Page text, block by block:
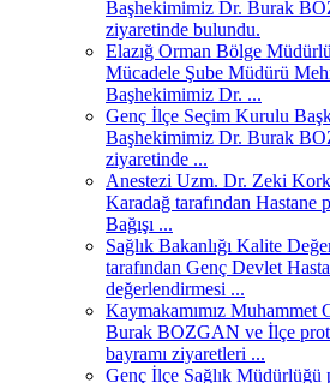
Başhekimimiz Dr. Burak
ziyaretinde bulundu.
Elazığ Orman Bölge
Mücadele Şube Müdürü
Başhekimimiz Dr. ...
Genç İlçe Seçim Kurulu
Başhekimimiz Dr. Burak
ziyaretinde ...
Anestezi Uzm. Dr. Zeki
Karadağ tarafından Hastane
Bağışı ...
Sağlık Bakanlığı Kalite
tarafından Genç Devlet
değerlendirmesi ...
Kaymakamımız Muhammet
Burak BOZGAN ve İlçe
bayramı ziyaretleri ...
Genç İlçe Sağlık Müdürlüğü